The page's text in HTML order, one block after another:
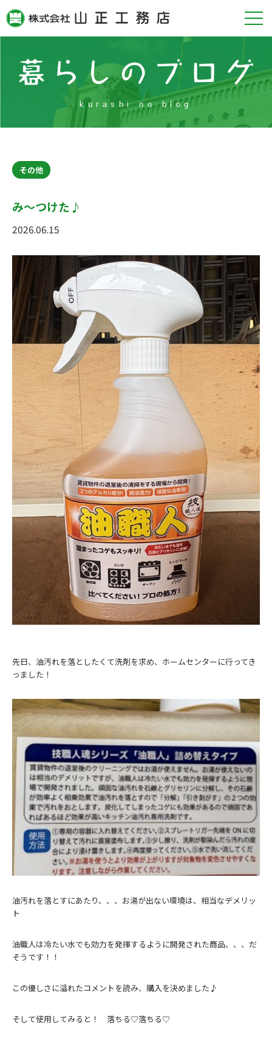
kurashi no blog
その他
み～つけた♪
2026.06.15
先日、油汚れを落としたくて洗剤を求め、ホームセンターに行ってき
っました！
油汚れを落とすにあたり、、、お湯が出ない環境は、相当なデメリッ
ト
油職人は冷たい水でも効力を発揮するように開発された商品、、、だ
そうです！！
この優しさに溢れたコメントを読み、購入を決めました♪
そして使用してみると！ 落ちる♡落ちる♡